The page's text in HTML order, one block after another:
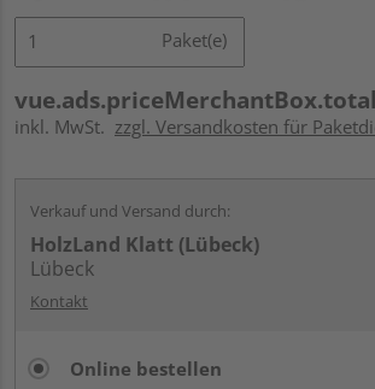
Paket(e)
vue.ads.priceMerchantBox.total
inkl. MwSt. zzgl. Versandkosten für
Verkauf und Versand durch:
HolzLand Klatt (Lübeck)
Lübeck
Kontakt
Online bestellen